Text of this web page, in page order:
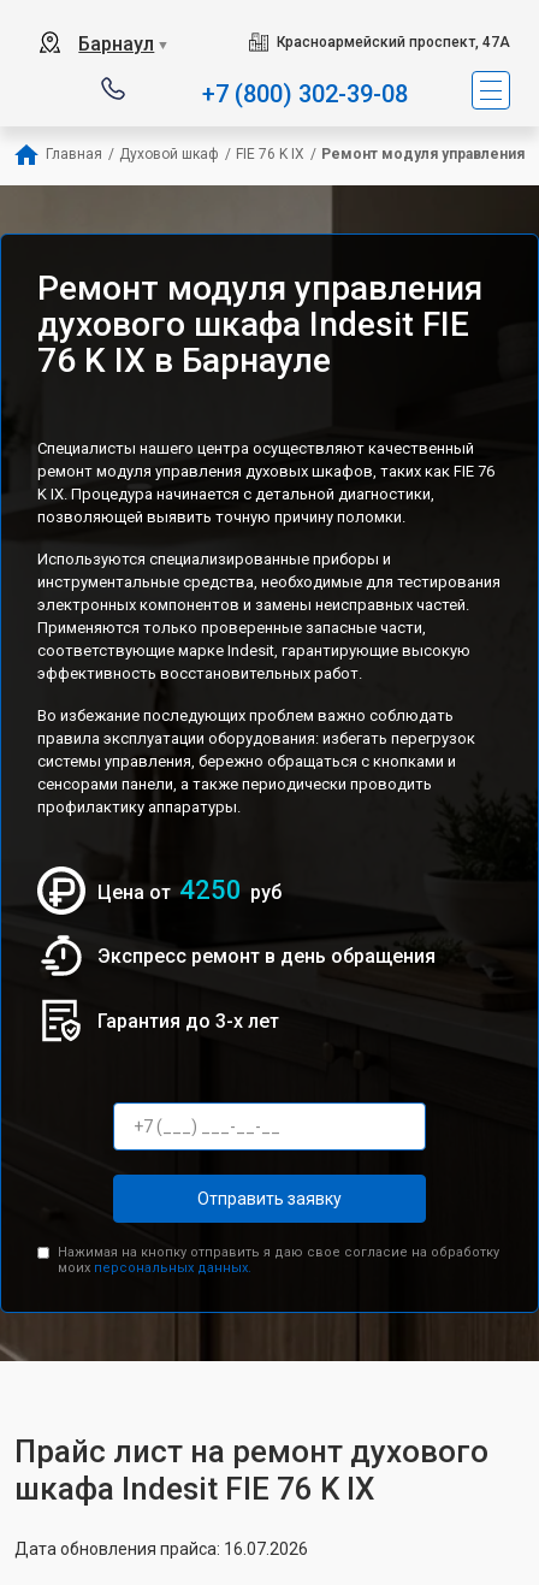
Барнаул ▼ Красноармейский проспект, 47А
+7 (800) 302-39-08
Главная / Духовой шкаф / FIE 76 K IX / Ремонт модуля управления
Ремонт модуля управления
духового шкафа Indesit FIE
76 K IX в Барнауле
Специалисты нашего центра осуществляют качественный
ремонт модуля управления духовых шкафов, таких как FIE 76
K IX. Процедура начинается с детальной диагностики,
позволяющей выявить точную причину поломки.
Используются специализированные приборы и
инструментальные средства, необходимые для тестирования
электронных компонентов и замены неисправных частей.
Применяются только проверенные запасные части,
соответствующие марке Indesit, гарантирующие высокую
эффективность восстановительных работ.
Во избежание последующих проблем важно соблюдать
правила эксплуатации оборудования: избегать перегрузок
системы управления, бережно обращаться с кнопками и
сенсорами панели, а также периодически проводить
профилактику аппаратуры.
Цена от 4250 руб
Экспресс ремонт в день обращения
Гарантия до 3-х лет
Отправить заявку
Нажимая на кнопку отправить я даю свое согласие на обработку
моих персональных данных.
Прайс лист на ремонт духового
шкафа Indesit FIE 76 K IX
Дата обновления прайса: 16.07.2026